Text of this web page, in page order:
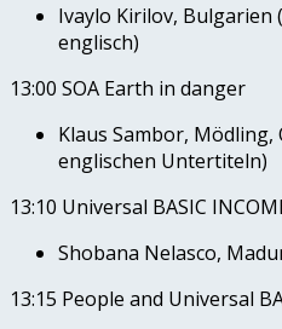
Ivaylo Kirilov, Bulgarien
englisch)
13:00 SOA Earth in danger
Klaus Sambor,
englischen Untertiteln)
13:10 Universal BASIC
Shobana Nelasco,
13:15 People and Universal